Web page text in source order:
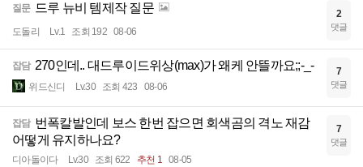
질문 드루 뉴비 템제작 질문
도돌리 Lv.1 조회 192 08-06
2
댓글
잡담 270인데.. 대드루이드위상(max)가 왜케 안뜰까요;;-_-
위드신디 Lv.30 조회 423 08-06
7
댓글
잡담 번폭칼발인데 보스 한번 잡으면 회색곰의 격노 재감
어떻게 유지하나요?
디아돌이다 Lv.30 조회 622 추천 1 08-05
7
댓글